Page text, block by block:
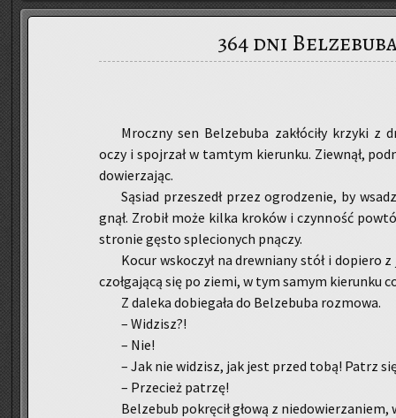
364 dni
Mrocz­ny sen Bel­ze­bu­ba za­kłó­ci­ły krzy­ki z
oczy i spoj­rzał w tam­tym kie­run­ku. Ziew­nął,
do­wie­rza­jąc.
Są­siad prze­szedł przez ogro­dze­nie, by
gnął. Zro­bił może kilka kro­ków i czyn­ność
stro­nie gęsto sple­cio­nych pną­czy.
Kocur wsko­czył na drew­nia­ny stół i do­pie­ro
czoł­ga­ją­cą się po ziemi, w tym samym kie­run­ku
Z da­le­ka do­bie­ga­ła do Bel­ze­bu­ba roz­mo­wa.
– Wi­dzisz?!
– Nie!
– Jak nie wi­dzisz, jak jest przed tobą! Patrz
– Prze­cież pa­trzę!
Bel­ze­bub po­krę­cił głową z nie­do­wie­rza­niem,